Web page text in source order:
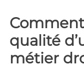
qualité
métier